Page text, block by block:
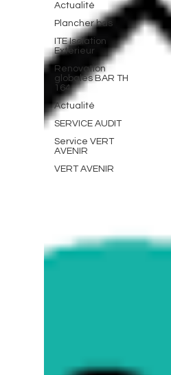
Actualité
Plancher bas
ITE Isolation
Exterieur
Renovation
globales BAR TH
164
Actualité
SERVICE AUDIT
Service VERT
AVENIR
VERT AVENIR